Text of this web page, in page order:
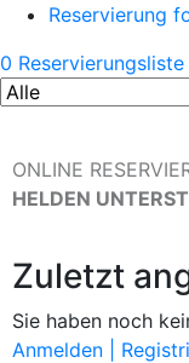
Reservierung
0 Reservierungsliste
ONLINE
HELDEN
Zuletzt
Sie haben noch
Anmelden |